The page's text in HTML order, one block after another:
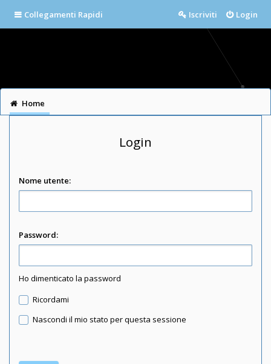
Collegamenti Rapidi Login
Iscriviti
Home
Login
Nome utente:
Password:
Ho dimenticato la password
Ricordami
Nascondi il mio stato per questa sessione